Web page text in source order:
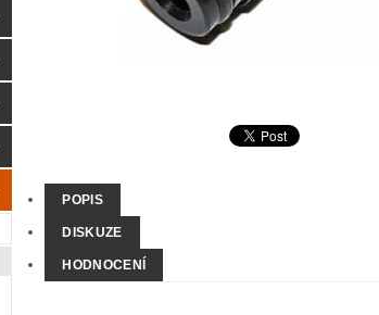
POPIS
DISKUZE
HODNOCENÍ